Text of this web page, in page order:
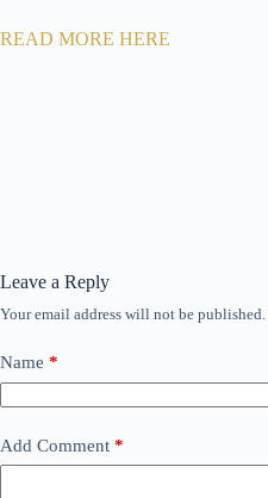
READ MORE HERE
Leave a Reply
Your email address will not be published.
Name *
Add Comment *